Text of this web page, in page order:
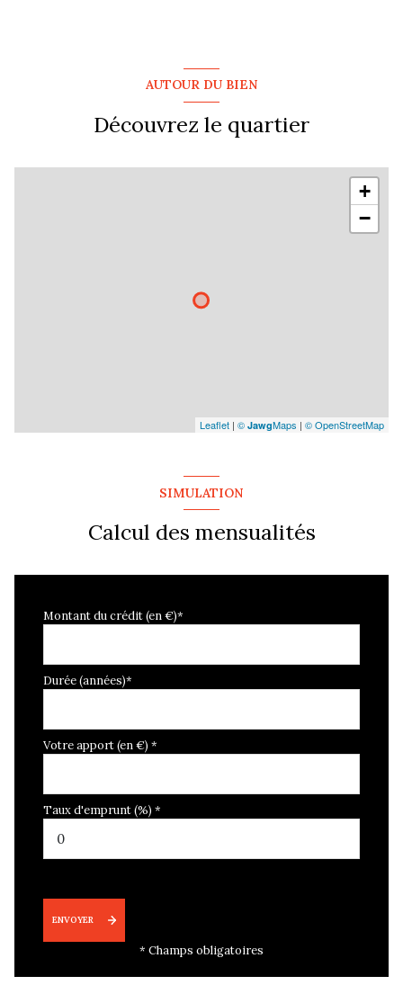
AUTOUR DU BIEN
Découvrez le quartier
+
−
Leaflet | © JawgMaps | © OpenStreetMap
SIMULATION
Calcul des mensualités
Montant du crédit (en €)*
Durée (années)*
Votre apport (en €) *
Taux d'emprunt (%) *
ENVOYER
* Champs obligatoires